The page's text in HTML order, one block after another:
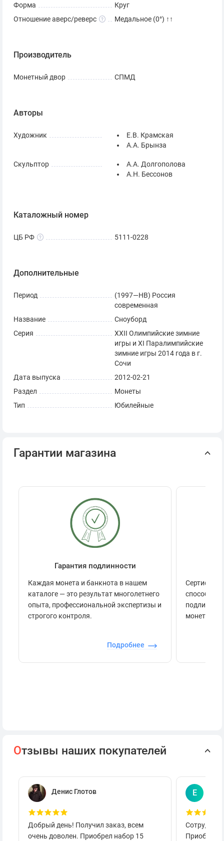
Форма
Круг
Отношение аверс/реверс
Медальное (0°) ↑↑
Производитель
Монетный двор СПМД
Авторы
Художник
Е.В. Крамская
А.А. Брынза
Скульптор
А.А. Долгополова
А.Н. Бессонов
Каталожный номер
ЦБ РФ 5111-0228
Дополнительные
Период
(1997—НВ) Россия
современная
Название
Сноуборд
Серия
XXII Олимпийские зимние
игры и XI Паралимпийские
зимние игры 2014 года в г.
Сочи
Дата выпуска
2012-02-21
Раздел
Монеты
Тип
Юбилейные
Гарантии магазина
Гарантия подлинности
Каждая монета и банкнота в нашем
каталоге — это результат многолетнего
опыта, профессиональной экспертизы и
строгого контроля.
Подробнее
способов
монеты.
Отзывы наших покупателей
Денис Глотов
Добрый день! Получил заказ, всем
очень доволен. Приобрел набор 15
Е